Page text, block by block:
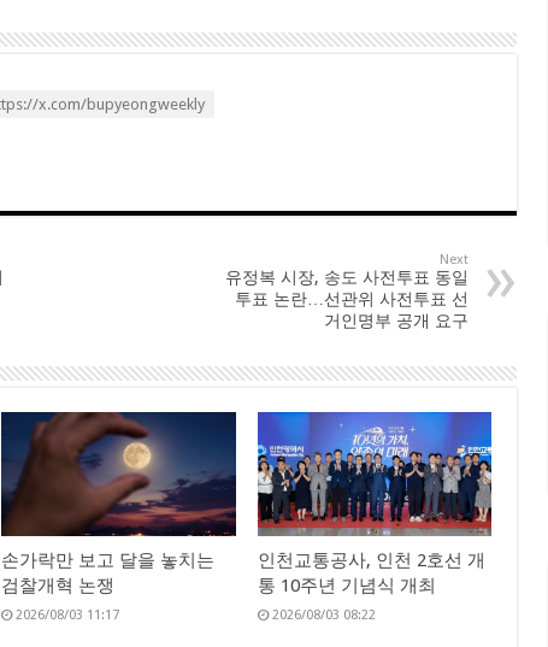
x.com/bupyeongweekly
Next
유정복 시장, 송도 사전투표 동일
투표 논란…선관위 사전투표 선
거인명부 공개 요구
손가락만 보고 달을 놓치는
검찰개혁 논쟁
2026/08/03 11:17
인천교통공사, 인천 2호선 개
통 10주년 기념식 개최
2026/08/03 08:22